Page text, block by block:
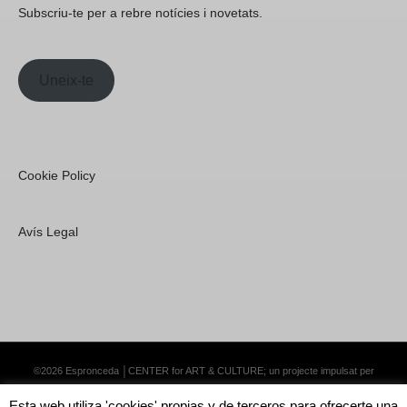
Subscriu-te per a rebre notícies i novetats.
Uneix-te
Cookie Policy
Avís Legal
©2026 Espronceda │CENTER for ART & CULTURE; un projecte impulsat per